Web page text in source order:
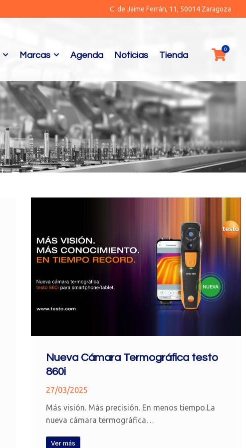
C. de Jaime Ferrán, 11, 50014 Zaragoza
Marcas Agenda Noticias Tienda
Nueva Cámara Termográfica testo
860i
27/03/2025
Más visión. Más precisión. En menos tiempo.La
nueva cámara termográfica…
Ver más